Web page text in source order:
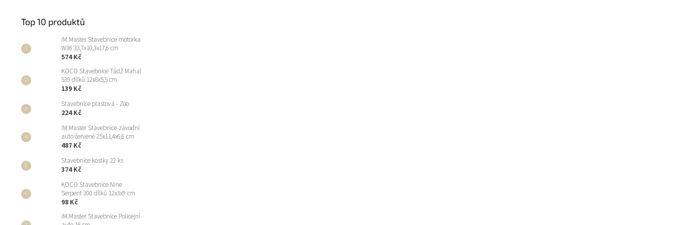
Top 10 produktů
iM.Master Stavebnice motorka
W36 33,7x10,3x17,6 cm
574 Kč
KOCO Stavebnice Tádž Mahal
539 dílků 12x8x5,5 cm
139 Kč
Stavebnice plastová - Zoo
224 Kč
iM.Master Stavebnice závodní
auto červené 25x11,4x6,6 cm
487 Kč
Stavebnice kostky 22 ks
374 Kč
KOCO Stavebnice Nine
Serpent 300 dílků 12x3x9 cm
98 Kč
iM.Master Stavebnice Policejní